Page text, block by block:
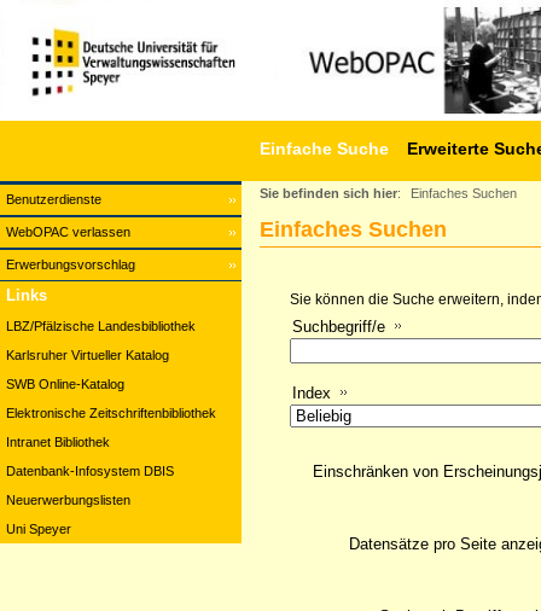
Benutzerdienste
WebOPAC verlassen
Erwerbungsvorschlag
Einfache Suche Erweiterte
Links
LBZ/Pfälzische Landesbibliothek
Karlsruher Virtueller Katalog
SWB Online-Katalog
Elektronische Zeitschriftenbibliothek
Intranet Bibliothek
Datenbank-Infosystem DBIS
Neuerwerbungslisten
Uni Speyer
Sie befinden sich hier: Einfaches Suchen
Einfaches Suchen
Sie können die Suche erweitern,
Suchbegriff/e
Index
Einschränken von
Datensätze pro Seite